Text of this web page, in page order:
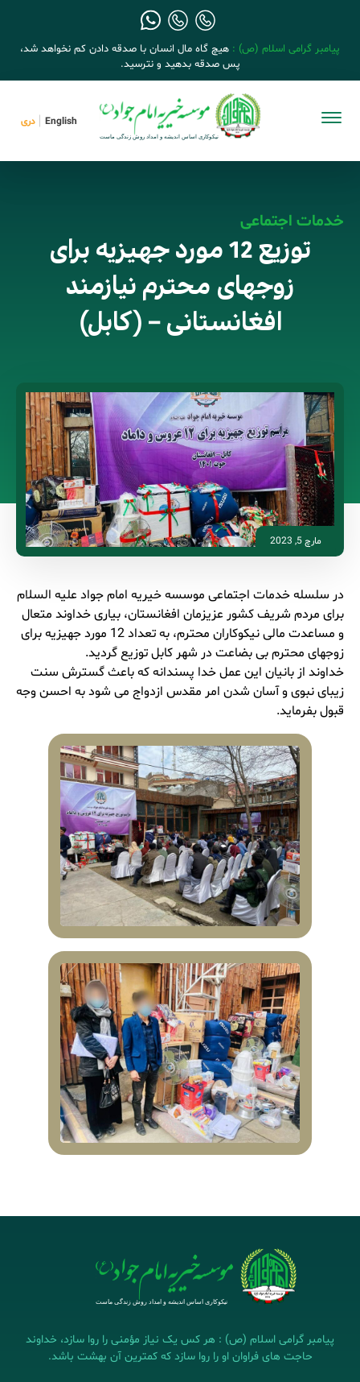
پیامبر گرامی اسلام (ص) : هیچ گاه مال انسان با صدقه دادن کم نخواهد شد،
پس صدقه بدهید و نترسید.
دری English
خدمات اجتماعی
توزیع 12 مورد جهیزیه برای
زوجهای محترم نیازمند
افغانستانی – (کابل)
مارچ 5, 2023
در سلسله خدمات اجتماعی موسسه خیریه امام جواد علیه السلام
برای مردم شریف کشور عزیزمان افغانستان، بیاری خداوند متعال
و مساعدت مالی نیکوکاران محترم، به تعداد 12 مورد جهیزیه برای
زوجهای محترم بی بضاعت در شهر کابل توزیع گردید.
خداوند از بانیان این عمل خدا پسندانه که باعث گسترش سنت
زیبای نبوی و آسان شدن امر مقدس ازدواج می شود به احسن وجه
قبول بفرماید.
پیامبر گرامی اسلام (ص) : هر کس یک نیاز مؤمنی را روا سازد، خداوند
حاجت های فراوان او را روا سازد که کمترین آن بهشت باشد.